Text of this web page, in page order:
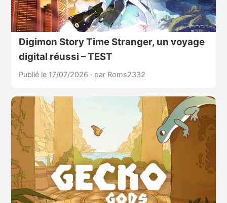
Digimon Story Time Stranger, un voyage
digital réussi – TEST
Publié le 17/07/2026 · par Roms2332